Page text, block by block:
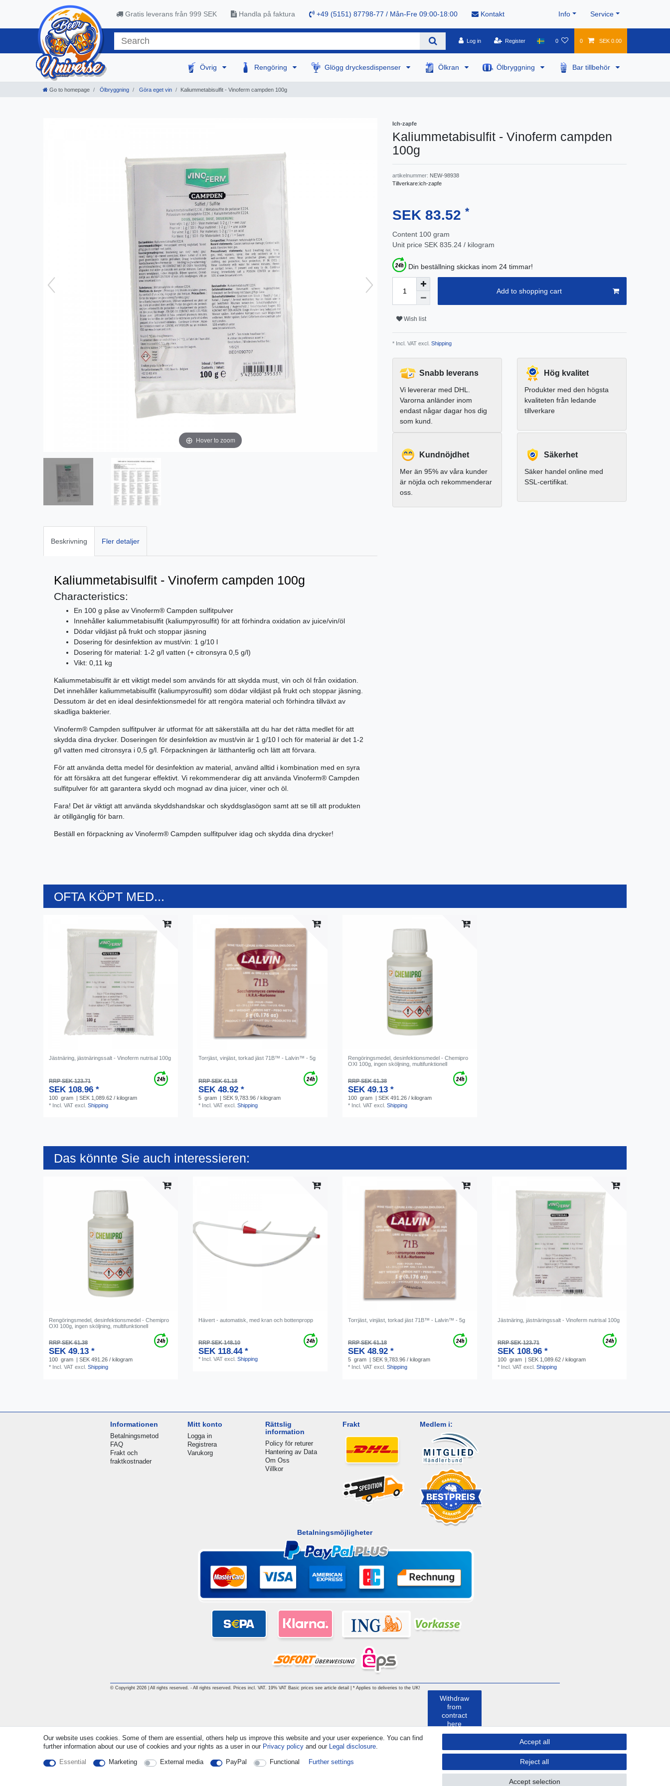
Gratis leverans från 999 SEK Handla på faktura +49 (5151) 87798-77 / Mån-Fre 09:00-18:00 Kontakt Info Service
Log in Register 0 0 SEK 0.00
Övrig Rengöring Glögg dryckesdispenser Ölkran Ölbryggning Bar tillbehör
Go to homepage Ölbryggning Göra eget vin Kaliummetabisulfit - Vinoferm campden 100g
Hover to zoom
Beskrivning Fler detaljer
Kaliummetabisulfit - Vinoferm campden 100g
Characteristics:
En 100 g påse av Vinoferm® Campden sulfitpulver
Innehåller kaliummetabisulfit (kaliumpyrosulfit) för att förhindra oxidation av juice/vin/öl
Dödar vildjäst på frukt och stoppar jäsning
Dosering för desinfektion av must/vin: 1 g/10 l
Dosering för material: 1-2 g/l vatten (+ citronsyra 0,5 g/l)
Vikt: 0,11 kg
Kaliummetabisulfit är ett viktigt medel som används för att skydda must, vin och öl från oxidation.
Det innehåller kaliummetabisulfit (kaliumpyrosulfit) som dödar vildjäst på frukt och stoppar jäsning.
Dessutom är det en ideal desinfektionsmedel för att rengöra material och förhindra tillväxt av
skadliga bakterier.
Vinoferm® Campden sulfitpulver är utformat för att säkerställa att du har det rätta medlet för att
skydda dina drycker. Doseringen för desinfektion av must/vin är 1 g/10 l och för material är det 1-2
g/l vatten med citronsyra i 0,5 g/l. Förpackningen är lätthanterlig och lätt att förvara.
För att använda detta medel för desinfektion av material, använd alltid i kombination med en syra
för att försäkra att det fungerar effektivt. Vi rekommenderar dig att använda Vinoferm® Campden
sulfitpulver för att garantera skydd och mognad av dina juicer, viner och öl.
Fara! Det är viktigt att använda skyddshandskar och skyddsglasögon samt att se till att produkten
är otillgänglig för barn.
Beställ en förpackning av Vinoferm® Campden sulfitpulver idag och skydda dina drycker!
Ich-zapfe
Kaliummetabisulfit - Vinoferm campden
100g
artikelnummer: NEW-98938
Tillverkare:ich-zapfe
SEK 83.52 *
Content 100 gram
Unit price SEK 835.24 / kilogram
Din beställning skickas inom 24 timmar!
Add to shopping cart
Wish list
* Incl. VAT excl. Shipping
Snabb leverans
Vi levererar med DHL.
Varorna anländer inom
endast någar dagar hos dig
som kund.
Hög kvalitet
Produkter med den högsta
kvaliteten från ledande
tillverkare
Kundnöjdhet
Mer än 95% av våra kunder
är nöjda och rekommenderar
oss.
Säkerhet
Säker handel online med
SSL-certifikat.
OFTA KÖPT MED...
Jästnäring, jästnäringssalt - Vinoferm nutrisal 100g
RRP SEK 123.71
SEK 108.96 *
100 gram | SEK 1,089.62 / kilogram
* Incl. VAT excl.Shipping
Torrjäst, vinjäst, torkad jäst 71B™ - Lalvin™ - 5g
RRP SEK 61.18
SEK 48.92 *
5 gram | SEK 9,783.96 / kilogram
* Incl. VAT excl.Shipping
Rengöringsmedel, desinfektionsmedel - Chemipro
OXI 100g, ingen sköljning, multifunktionell
RRP SEK 61.38
SEK 49.13 *
100 gram | SEK 491.26 / kilogram
* Incl. VAT excl.Shipping
Das könnte Sie auch interessieren:
Rengöringsmedel, desinfektionsmedel - Chemipro
OXI 100g, ingen sköljning, multifunktionell
RRP SEK 61.38
SEK 49.13 *
100 gram
| SEK 491.26 / kilogram
* Incl. VAT excl.Shipping
Hävert - automatisk, med kran och bottenpropp
RRP SEK 148.10
SEK 118.44 *
* Incl. VAT excl.Shipping
Torrjäst, vinjäst, torkad jäst 71B™ - Lalvin™ - 5g
RRP SEK 61.18
SEK 48.92 *
5 gram
| SEK 9,783.96 / kilogram
* Incl. VAT excl.Shipping
Jästnäring, jästnäringssalt - Vinoferm nutrisal 100g
RRP SEK 123.71
SEK 108.96 *
100 gram
| SEK 1,089.62 / kilogram
* Incl. VAT excl.Shipping
Informationen
Betalningsmetod
FAQ
Frakt och
fraktkostnader
Mitt konto
Logga in
Registrera
Varukorg
Rättslig
information
Policy för returer
Hantering av Data
Om Oss
Villkor
Frakt Medlem i:
Betalningsmöjligheter
© Copyright 2026 | All rights reserved. - All rights reserved. Prices incl. VAT. 19% VAT Basic prices see article detail | * Applies to deliveries to the UK!
Our website uses cookies. Some of them are essential, others help us improve this website and your user experience. You can find
further information about our use of cookies and your rights as a user in our Privacy policy and our Legal disclosure.
Essential Marketing External media PayPal Functional Further settings
Accept all
Reject all
Accept selection
Withdraw
from
contract
here